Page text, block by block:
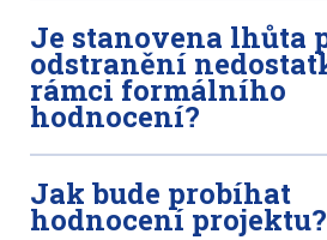
Je stanovena lhůta
odstranění
rámci formálního
hodnocení?
Jak bude probíhat
hodnocení projektu?